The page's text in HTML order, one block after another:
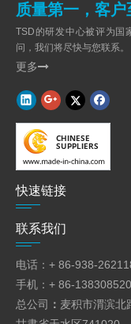
质量第一，客户
TSD的研发中心被评为国
问，我们将尽快与您联系。
更多
快速链接
联系我们
电话：+ 86-938-
手机：+ 86-
总公司 ： 麦积市渭滨北